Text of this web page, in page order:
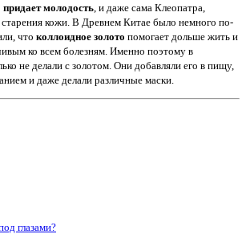
придает молодость , и даже сама Клеопатра,
старения кожи. В Древнем Китае было немного по-
что коллоидное золото помогает дольше жить и
ко всем болезням. Именно поэтому в
не делали с золотом. Они добавляли его в пищу,
и даже делали различные маски.
глазами?